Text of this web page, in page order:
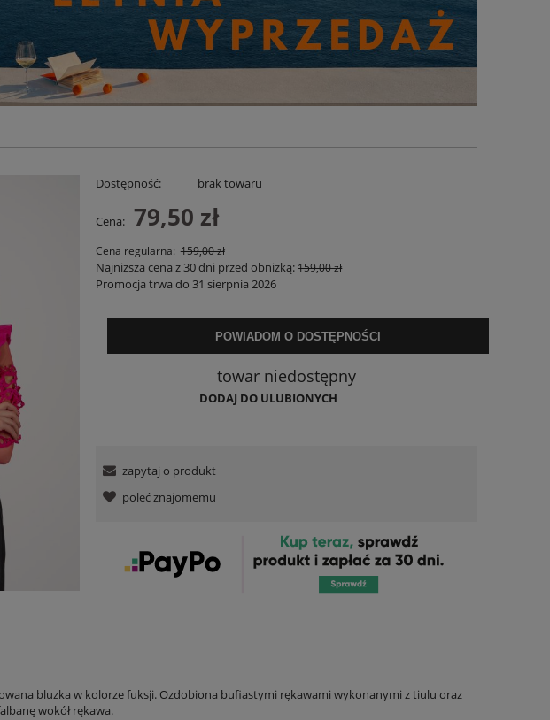
Stripe Różowo-Czerwona
O DOSTĘPNOŚCI
Sukienka Lniana Charllote Bloom Taupe
Dostępność: brak towaru
Cena: 79,50 zł
Cena regularna: 159,00 zł
Najniższa cena z 30 dni przed obniżką:159,00 zł
Promocja trwa do 31 sierpnia 2026
POWIADOM O DOSTĘPNOŚCI
towar niedostępny
DODAJ DO ULUBIONYCH
zapytaj o produkt
poleć znajomemu
bluzka w kolorze fuksji. Ozdobiona bufiastymi rękawami wykonanymi z tiulu oraz
wokół rękawa.